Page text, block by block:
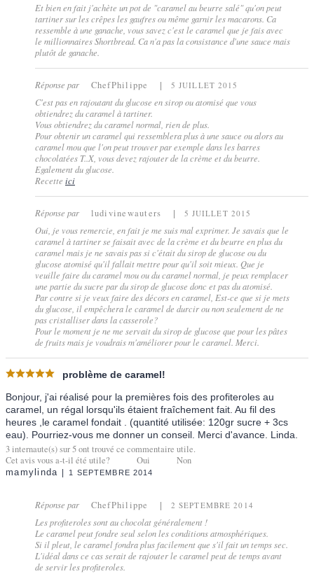
Et bien en fait j'achète un pot de "caramel au beurre salé" qu'on peut
tartiner sur les crêpes les gaufres ou même garnir les macarons. Ca
ressemble à une ganache, vous savez c'est le caramel que je fais avec
le millionnaires Shortbread. Ca n'a pas la consistance d'une sauce mais
plutôt de ganache.
Réponse par ChefPhilippe 5 JUILLET 2015
C'est pas en rajoutant du glucose en sirop ou atomisé que vous
obtiendrez du caramel à tartiner.
Vous obtiendrez du caramel normal, rien de plus.
Pour obtenir un caramel qui ressemblera plus à une sauce ou alors au
caramel mou que l'on peut trouver par exemple dans les barres
chocolatées T..X, vous devez rajouter de la crème et du beurre.
Egalement du glucose.
Recette ici
Réponse par ludivinewauters 5 JUILLET 2015
Oui, je vous remercie, en fait je me suis mal exprimer. Je savais que le
caramel à tartiner se faisait avec de la crème et du beurre en plus du
caramel mais je ne savais pas si c'était du sirop de glucose ou du
glucose atomisé qu'il fallait mettre pour qu'il soit mieux. Que je
veuille faire du caramel mou ou du caramel normal, je peux remplacer
une partie du sucre par du sirop de glucose donc et pas du atomisé.
Par contre si je veux faire des décors en caramel, Est-ce que si je mets
du glucose, il empêchera le caramel de durcir ou non seulement de ne
pas cristalliser dans la casserole?
Pour le moment je ne me servait du sirop de glucose que pour les pâtes
de fruits mais je voudrais m'améliorer pour le caramel. Merci.
problème de caramel!
Bonjour, j'ai réalisé pour la premières fois des profiteroles au
caramel, un régal lorsqu'ils étaient fraîchement fait. Au fil des
heures ,le caramel fondait . (quantité utilisée: 120gr sucre + 3cs
eau). Pourriez-vous me donner un conseil. Merci d'avance. Linda.
3internaute(s) sur5ont trouvé ce commentaire utile.
Cet avis vous a-t-il été utile?
Oui Non
mamylinda 1 SEPTEMBRE 2014
Réponse par ChefPhilippe 2 SEPTEMBRE 2014
Les profiteroles sont au chocolat généralement !
Le caramel peut fondre seul selon les conditions atmosphériques.
Si il pleut, le caramel fondra plus facilement que s'il fait un temps sec.
L'idéal dans ce cas serait de rajouter le caramel peut de temps avant
de servir les profiteroles.